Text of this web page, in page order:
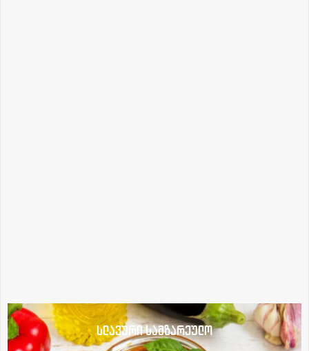
სლავური სამზარეულო